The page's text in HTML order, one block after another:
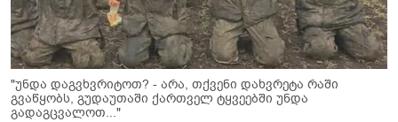
"უნდა დაგვხვრიტოთ? - არა, თქვენი დახვრეტა რაში
გვაწყობს, გუდაუთაში ქართველ ტყვეებში უნდა
გადაგცვალოთ..."